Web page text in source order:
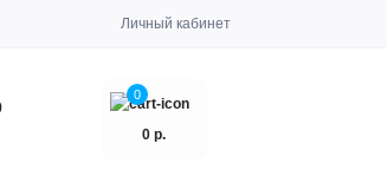
Личный кабинет
0
0 р.